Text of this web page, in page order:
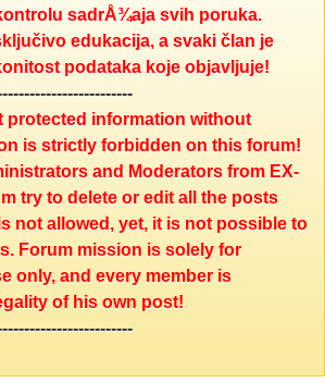
sadrÅ¾aja svih poruka.
edukacija, a svaki član je
podataka koje objavljuje!
protected information without
is strictly forbidden on this forum!
and Moderators from EX-
try to delete or edit all the posts
not allowed, yet, it is not possible to
Forum mission is solely for
only, and every member is
of his own post!